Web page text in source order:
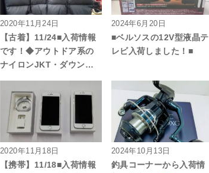
2020年11月24日
【古着】11/24■入荷情報
です！◆アウトドア系の
ナイロンJKT・ダウン…
2024年6月20日
■ベルソスの12V型液晶テ
レビ入荷しました！■
2020年11月18日
【携帯】11/18■入荷情報
2024年10月13日
釣具コーナーから入荷情